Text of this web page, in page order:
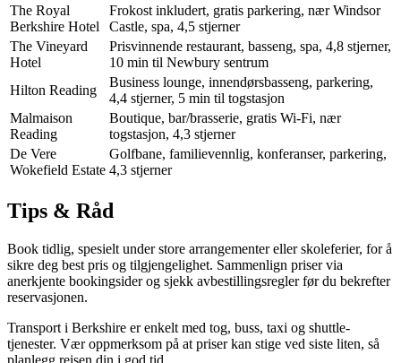
The Royal
Berkshire Hotel
Frokost inkludert, gratis parkering, nær Windsor
Castle, spa, 4,5 stjerner
The Vineyard
Hotel
Prisvinnende restaurant, basseng, spa, 4,8 stjerner,
10 min til Newbury sentrum
Hilton Reading
Business lounge, innendørsbasseng, parkering,
4,4 stjerner, 5 min til togstasjon
Malmaison
Reading
Boutique, bar/brasserie, gratis Wi-Fi, nær
togstasjon, 4,3 stjerner
De Vere
Wokefield Estate
Golfbane, familievennlig, konferanser, parkering,
4,3 stjerner
Tips & Råd
Book tidlig, spesielt under store arrangementer eller skoleferier, for å
sikre deg best pris og tilgjengelighet. Sammenlign priser via
anerkjente bookingsider og sjekk avbestillingsregler før du bekrefter
reservasjonen.
Transport i Berkshire er enkelt med tog, buss, taxi og shuttle-
tjenester. Vær oppmerksom på at priser kan stige ved siste liten, så
planlegg reisen din i god tid.